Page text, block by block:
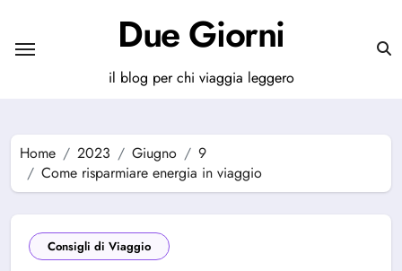
contenuto
Due Giorni
il blog per chi viaggia leggero
Home 2023 Giugno
9
Come risparmiare energia in viaggio
Consigli di Viaggio